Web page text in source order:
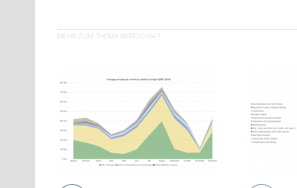
MEHR ZUM THEMA WIRTSCHAFT